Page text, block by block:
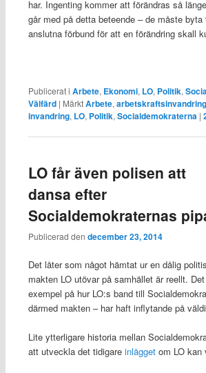
har. Ingenting kommer att förändras så
går med på detta beteende – de måste byta
anslutna förbund för att en förändring skall
Publicerat i Arbete, Ekonomi, LO, Politik,
Välfärd | MärktArbete, arbetskraftsinvandring
invandring, LO, Politik, Socialdemokraterna |
LO får även polisen att
dansa efter
Socialdemokraternas
Publicerad den december 23, 2014
Det låter som något hämtat ur en dålig
makten LO utövar på samhället är reellt.
exempel på hur LO:s band till
därmed makten – har haft inflytande på
Lite ytterligare historia mellan
att utveckla det tidigare inlägget om LO kan